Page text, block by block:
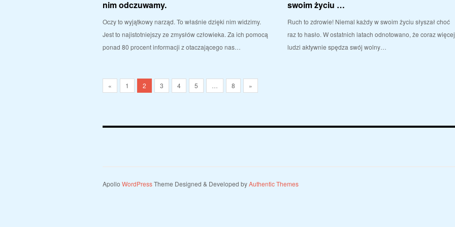
nim odczuwamy.
Oczy to wyjątkowy narząd. To właśnie dzięki nim widzimy.
Jest to najistotniejszy ze zmysłów człowieka. Za ich pomocą
ponad 80 procent informacji z otaczającego nas…
swoim życiu …
Ruch to zdrowie! Niemal każdy w swoim życiu słyszał choć
raz to hasło. W ostatnich latach odnotowano, że coraz więcej
ludzi aktywnie spędza swój wolny…
« 1 2 3 4 5 8 »
Apollo WordPressTheme Designed & Developed byAuthentic Themes